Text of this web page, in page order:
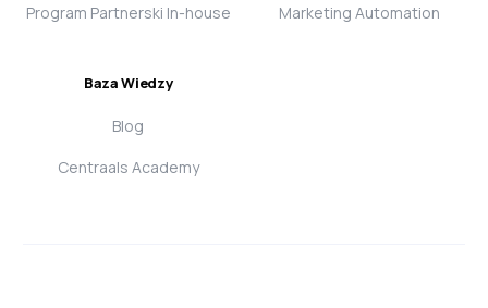
Program Partnerski In-house
Marketing Automation
Baza Wiedzy
Blog
Centraals Academy